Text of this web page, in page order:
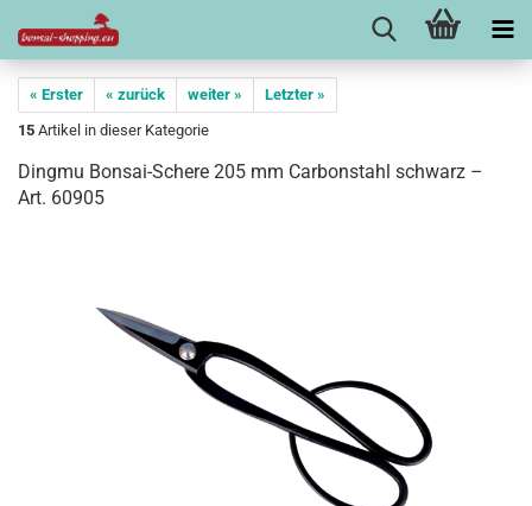
« Erster « zurück weiter »
Letzter »
15 Artikel in dieser Kategorie
Dingmu Bonsai-Schere 205 mm Carbonstahl schwarz –
Art. 60905